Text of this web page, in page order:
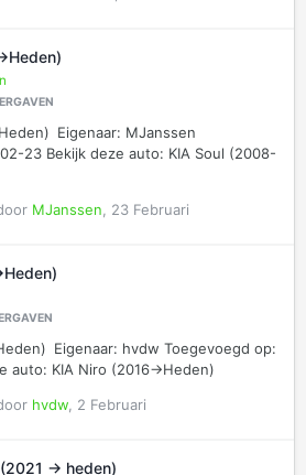
MJanssen
Soul (2008-
MJanssen, 23 Februari
op:
deze auto: KIA Niro (2016->Heden)
hvdw, 2 Februari
-> heden)